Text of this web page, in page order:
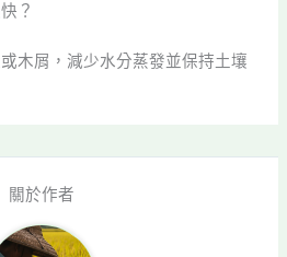
？
木屑，減少水分蒸發並保持土壤
關於作者